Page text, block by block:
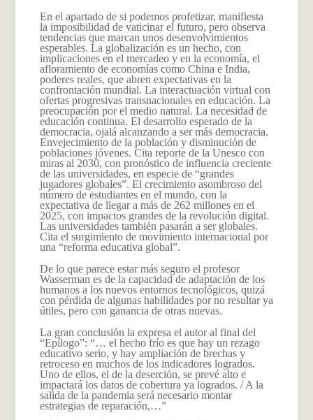
En el apartado de si podemos profetizar, manifiesta
la imposibilidad de vaticinar el futuro, pero observa
tendencias que marcan unos desenvolvimientos
esperables. La globalización es un hecho, con
implicaciones en el mercadeo y en la economía, el
afloramiento de economías como China e India,
poderes reales, que abren expectativas en la
confrontación mundial. La interactuación virtual con
ofertas progresivas transnacionales en educación. La
preocupación por el medio natural. La necesidad de
educación continua. El desarrollo esperado de la
democracia, ojalá alcanzando a ser más democracia.
Envejecimiento de la población y disminución de
poblaciones jóvenes. Cita reporte de la Unesco con
miras al 2030, con pronóstico de influencia creciente
de las universidades, en especie de “grandes
jugadores globales”. El crecimiento asombroso del
número de estudiantes en el mundo, con la
expectativa de llegar a más de 262 millones en el
2025, con impactos grandes de la revolución digital.
Las universidades también pasarán a ser globales.
Cita el surgimiento de movimiento internacional por
una “reforma educativa global”.
De lo que parece estar más seguro el profesor
Wasserman es de la capacidad de adaptación de los
humanos a los nuevos entornos tecnológicos, quizá
con pérdida de algunas habilidades por no resultar ya
útiles, pero con ganancia de otras nuevas.
La gran conclusión la expresa el autor al final del
“Epílogo”: “… el hecho frío es que hay un rezago
educativo serio, y hay ampliación de brechas y
retroceso en muchos de los indicadores logrados.
Uno de ellos, el de la deserción, se prevé alto e
impactará los datos de cobertura ya logrados. / A la
salida de la pandemia será necesario montar
estrategias de reparación,…”